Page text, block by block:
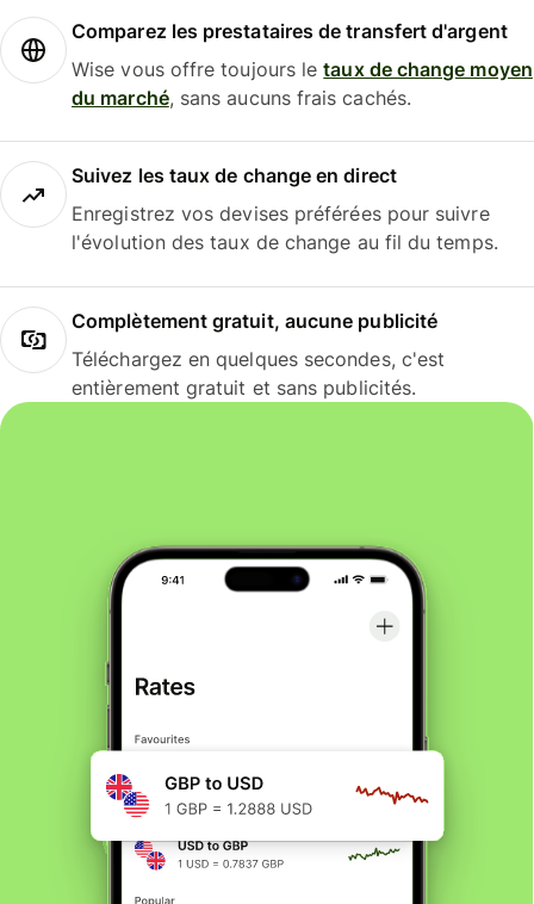
Comparez les prestataires de transfert d'argent
Wise vous offre toujours letaux de change moyen
du marché, sans aucuns frais cachés.
Suivez les taux de change en direct
Enregistrez vos devises préférées pour suivre
l'évolution des taux de change au fil du temps.
Complètement gratuit, aucune publicité
Téléchargez en quelques secondes, c'est
entièrement gratuit et sans publicités.